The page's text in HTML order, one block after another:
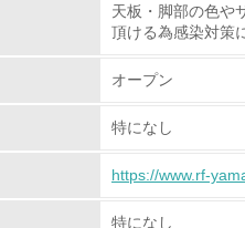
発生量の削減及びリサイクルの
廃棄物の量と種類を把握し、具
トレーサビリティの確認等）を行
天板・脚部の色や
頂ける為感染対策
オープン
特になし
https://www.rf-
特になし